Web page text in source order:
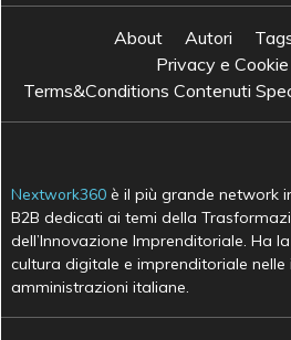
About Autori
Privacy e
Terms&Conditions Contenuti
Nextwork360 è il più grande network
B2B dedicati ai temi della
dell’Innovazione Imprenditoriale. Ha
cultura digitale e imprenditoriale nelle
amministrazioni italiane.